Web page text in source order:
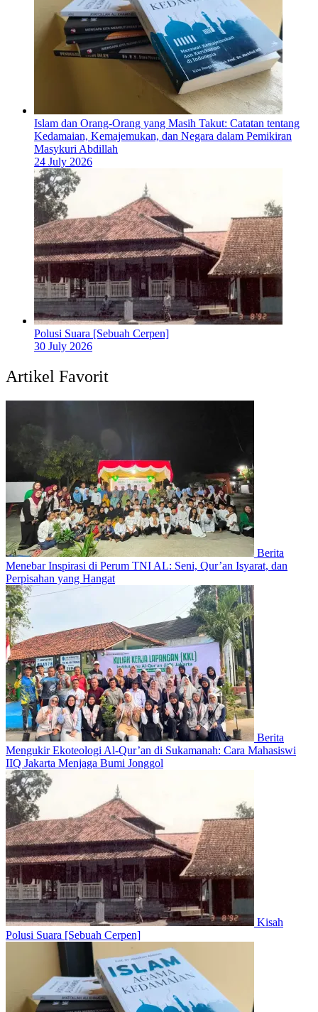
Islam dan Orang-Orang yang Masih Takut: Catatan tentang
Kedamaian, Kemajemukan, dan Negara dalam Pemikiran
Masykuri Abdillah
24 July 2026
Polusi Suara [Sebuah Cerpen]
30 July 2026
Artikel Favorit
Berita
Menebar Inspirasi di Perum TNI AL: Seni, Qur’an Isyarat, dan
Perpisahan yang Hangat
Berita
Mengukir Ekoteologi Al-Qur’an di Sukamanah: Cara Mahasiswi
IIQ Jakarta Menjaga Bumi Jonggol
Kisah
Polusi Suara [Sebuah Cerpen]